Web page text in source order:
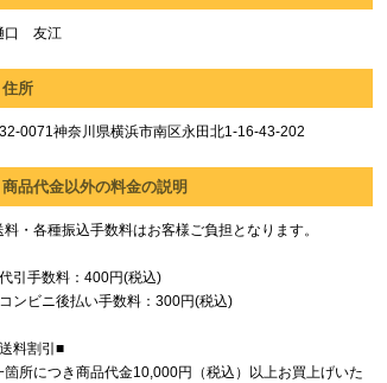
口 友江
住所
0071神奈川県横浜市南区永田北1-16-43-202
商品代金以外の料金の説明
料・各種振込手数料はお客様ご負担となります。
引手数料：400円(税込)
ンビニ後払い手数料：300円(税込)
料割引■
箇所につき商品代金10,000円（税込）以上お買上げいた